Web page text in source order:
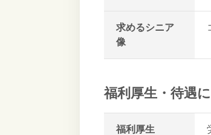
求めるシニア
像
福利厚生・待遇
福利厚生